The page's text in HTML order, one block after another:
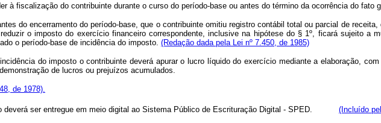
à fiscalização do contribuinte durante o curso do período-base ou antes do término da ocorrência do fato
do encerramento do período-base, que o contribuinte omitiu registro contábil total ou parcial de
o imposto do exercício financeiro correspondente, inclusive na hipótese do § 1º, ficará sujeito a
o período-base de incidência do imposto. (Redação dada pela Lei nº 7.450, de 1985)
do imposto o contribuinte deverá apurar o lucro líquido do exercício mediante a elaboração,
de lucros ou prejuízos acumulados.
de 1978).
deverá ser entregue em meio digital ao Sistema Público de Escrituração Digital - SPED. (Incluído